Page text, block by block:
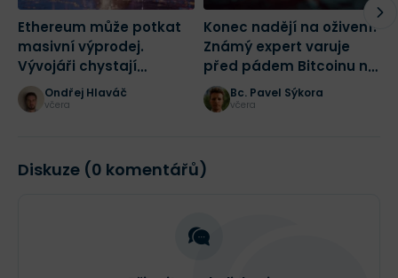
Ethereum může potkat
masivní výprodej.
Vývojáři chystají
radikální změnu sítě
Ondřej Hlaváč
včera
Konec nadějí na oživení?
Známý expert varuje
před pádem Bitcoinu na
43 500 dolarů
Bc. Pavel Sýkora
včera
Diskuze (0 komentářů)